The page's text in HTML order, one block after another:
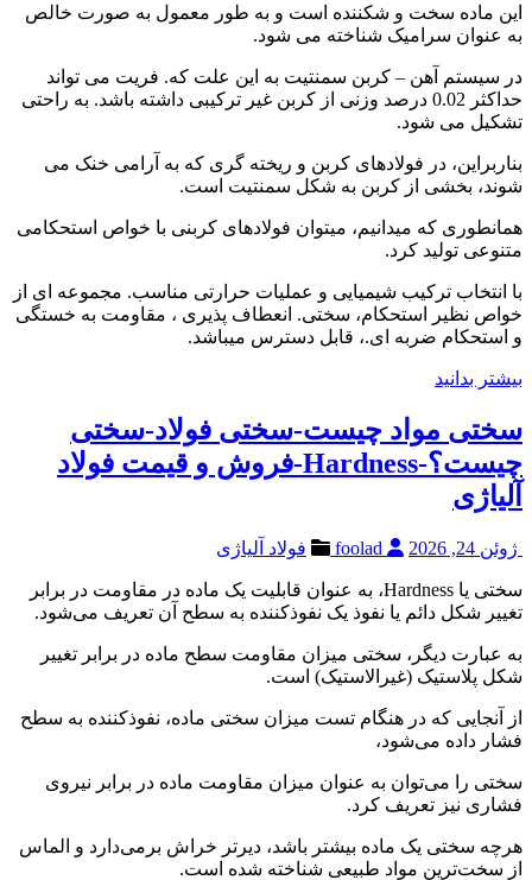
این ماده سخت و شکننده است و به طور معمول به صورت خالص
به عنوان سرامیک شناخته می شود.
در سیستم آهن – کربن سمنتیت به این علت که. فریت می تواند
حداکثر 0.02 درصد وزنی از کربن غیر ترکیبی داشته باشد. به راحتی
تشکیل می شود.
بناربراین، در فولادهای کربن و ریخته گری که به آرامی خنک می
شوند، بخشی از کربن به شکل سمنتیت است.
همانطوری که میدانیم، میتوان فولادهای کربنی با خواص استحکامی
متنوعی تولید کرد.
با انتخاب ترکیب شیمیایی و عملیات حرارتی مناسب. مجموعه ای از
خواص نظیر استحکام، سختی. انعطاف پذیری ، مقاومت به خستگی
و استحکام ضربه ای.، قابل دسترس میباشد.
بیشتر بدانید
سختی مواد چیست-سختی فولاد-سختی
چیست؟-Hardness-فروش و قیمت فولاد
آلیاژی
ژوئن 24, 2026 فولاد آلیاژی
سختی یا Hardness، به عنوان قابلیت یک ماده در مقاومت در برابر
تغییر شکل دائم یا نفوذ یک نفوذکننده به سطح آن تعریف می‌شود.
به عبارت دیگر، سختی میزان مقاومت سطح ماده در برابر تغییر
شکل پلاستیک (غیرالاستیک) است.
از آنجایی که در هنگام تست میزان سختی ماده، نفوذکننده به سطح
فشار داده می‌شود،
سختی را می‌توان به عنوان میزان مقاومت ماده در برابر نیروی
فشاری نیز تعریف کرد.
هرچه سختی یک ماده بیشتر باشد، دیرتر خراش برمی‌دارد و الماس
از سخت‌ترین مواد طبیعی شناخته شده است.